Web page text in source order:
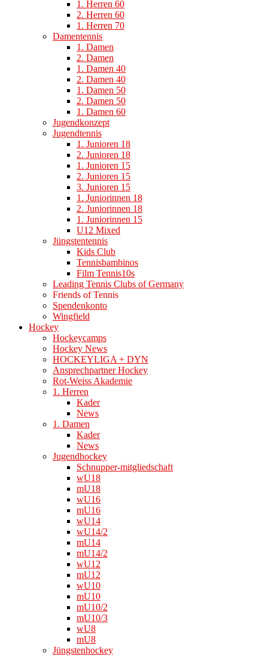
1. Herren 60
2. Herren 60
1. Herren 70
Damentennis
1. Damen
2. Damen
1. Damen 40
2. Damen 40
1. Damen 50
2. Damen 50
1. Damen 60
Jugendkonzept
Jugendtennis
1. Junioren 18
2. Junioren 18
1. Junioren 15
2. Junioren 15
3. Junioren 15
1. Juniorinnen 18
2. Juniorinnen 18
1. Juniorinnen 15
U12 Mixed
Jüngstentennis
Kids Club
Tennisbambinos
Film Tennis10s
Leading Tennis Clubs of Germany
Friends of Tennis
Spendenkonto
Wingfield
Hockey
Hockeycamps
Hockey News
HOCKEYLIGA + DYN
Ansprechpartner Hockey
Rot-Weiss Akademie
1. Herren
Kader
News
1. Damen
Kader
News
Jugendhockey
Schnupper-mitgliedschaft
wU18
mU18
wU16
mU16
wU14
wU14/2
mU14
mU14/2
wU12
mU12
wU10
mU10
mU10/2
mU10/3
wU8
mU8
Jüngstenhockey